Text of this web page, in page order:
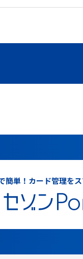
簡単！ カード管理を